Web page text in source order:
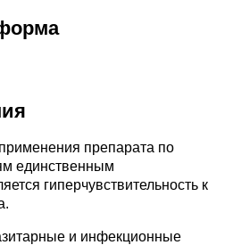
препарата по
единственным
гиперчувствительность к
и инфекционные